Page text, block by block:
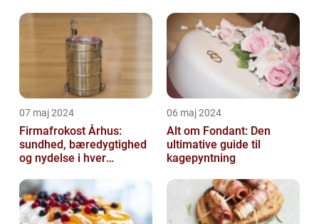
07 maj 2024
Firmafrokost Århus:
sundhed, bæredygtighed
og nydelse i hver
06 maj 2024
Alt om Fondant: Den
ultimative guide til
kagepyntning